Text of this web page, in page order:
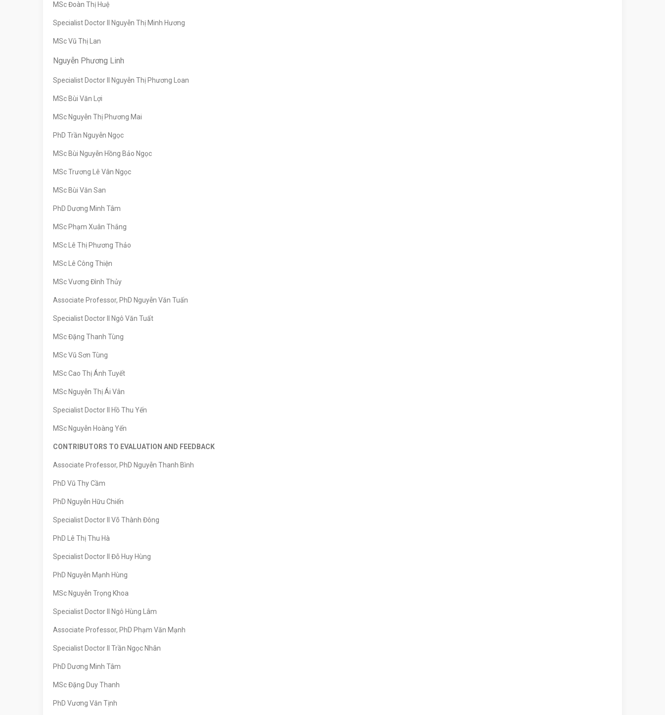
MSc Đoàn Thị Huệ
Specialist Doctor II Nguyễn Thị Minh Hương
MSc Vũ Thị Lan
Nguyễn Phương Linh
Specialist Doctor II Nguyễn Thị Phương Loan
MSc Bùi Văn Lợi
MSc Nguyễn Thị Phương Mai
PhD Trần Nguyễn Ngọc
MSc Bùi Nguyễn Hồng Bảo Ngọc
MSc Trương Lê Vân Ngọc
MSc Bùi Văn San
PhD Dương Minh Tâm
MSc Phạm Xuân Thắng
MSc Lê Thị Phương Thảo
MSc Lê Công Thiện
MSc Vương Đình Thủy
Associate Professor, PhD Nguyễn Văn Tuấn
Specialist Doctor II Ngô Văn Tuất
MSc Đặng Thanh Tùng
MSc Vũ Sơn Tùng
MSc Cao Thị Ánh Tuyết
MSc Nguyễn Thị Ái Vân
Specialist Doctor II Hồ Thu Yến
MSc Nguyễn Hoàng Yến
CONTRIBUTORS TO EVALUATION AND FEEDBACK
Associate Professor, PhD Nguyễn Thanh Bình
PhD Vũ Thy Cầm
PhD Nguyễn Hữu Chiến
Specialist Doctor II Võ Thành Đông
PhD Lê Thị Thu Hà
Specialist Doctor II Đỗ Huy Hùng
PhD Nguyễn Mạnh Hùng
MSc Nguyễn Trọng Khoa
Specialist Doctor II Ngô Hùng Lâm
Associate Professor, PhD Phạm Văn Mạnh
Specialist Doctor II Trần Ngọc Nhân
PhD Dương Minh Tâm
MSc Đặng Duy Thanh
PhD Vương Văn Tịnh